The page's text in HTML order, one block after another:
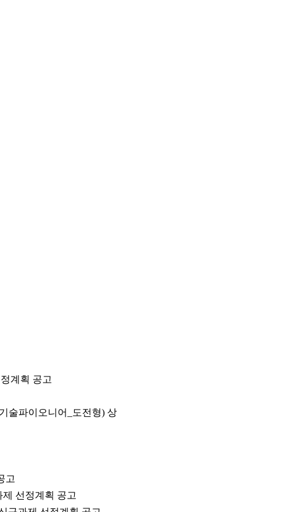
계획 공고
술파이오니어_도전형) 상
고
제 선정계획 공고